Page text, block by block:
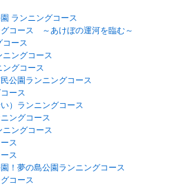
ランニングコース
コース ～あけぼの運河を臨む～
コース
ングコース
ングコース
公園ランニングコース
ース
）ランニングコース
ングコース
ニングコース
ス
ス
！夢の島公園ランニングコース
コース